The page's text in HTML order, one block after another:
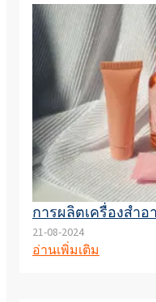
การผลิตเครื่องสำ
21-08-2024
อ่านเพิ่มเติม